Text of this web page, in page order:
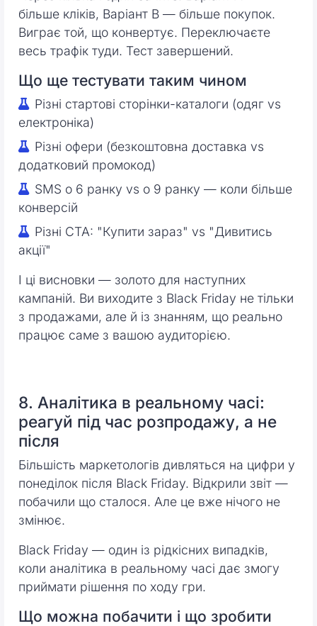
більше кліків, Варіант B — більше покупок.
Виграє той, що конвертує. Переключаєте
весь трафік туди. Тест завершений.
Що ще тестувати таким чином
Різні стартові сторінки-каталоги (одяг vs
електроніка)
Різні офери (безкоштовна доставка vs
додатковий промокод)
SMS о 6 ранку vs о 9 ранку — коли більше
конверсій
Різні CTA: "Купити зараз" vs "Дивитись
акції"
І ці висновки — золото для наступних
кампаній. Ви виходите з Black Friday не тільки
з продажами, але й із знанням, що реально
працює саме з вашою аудиторією.
8. Аналітика в реальному часі:
реагуй під час розпродажу, а не
після
Більшість маркетологів дивляться на цифри у
понеділок після Black Friday. Відкрили звіт —
побачили що сталося. Але це вже нічого не
змінює.
Black Friday — один із рідкісних випадків,
коли аналітика в реальному часі дає змогу
приймати рішення по ходу гри.
Що можна побачити і що зробити